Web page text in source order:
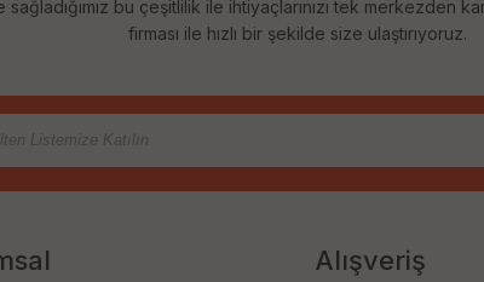
bu çeşitlilik ile ihtiyaçlarınızı tek merkezden
firması ile hızlı bir şekilde size ulaştırıyoruz.
Alışveriş